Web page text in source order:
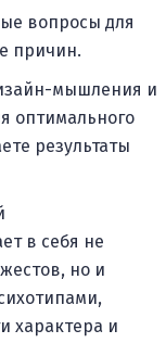
вопросы для
причин.
мышления и
оптимального
результаты
в себя не
но и
характера и